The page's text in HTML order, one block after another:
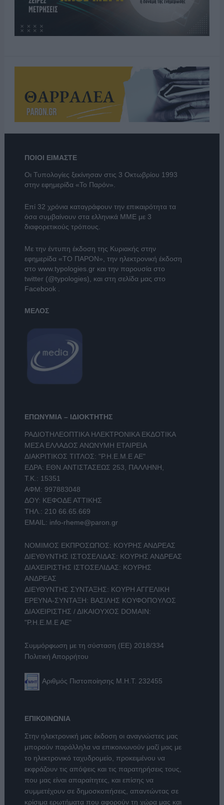
ΠΟΙΟΙ ΕΙΜΑΣΤΕ
Οι Τυπολογίες ξεκίνησαν στις 3 Οκτωβρίου 1993
στην εφημερίδα «Το Παρόν».
Επί 32 χρόνια καταγράφουν την επικαιρότητα τα
όσα συμβαίνουν στα ελληνικά ΜΜΕ με 3
διαφορετικούς τρόπους.
Με την έντυπη έκδοση της Κυριακής στην
εφημερίδα «ΤΟ ΠΑΡΟΝ», την ηλεκτρονική έκδοση
στο www.typologies.grκαι την παρουσία στο
twitter (@typologies), και στη σελίδα μας στο
Facebook .
ΜΕΛΟΣ
ΕΠΩΝΥΜΙΑ – ΙΔΙΟΚΤΗΤΗΣ
ΡΑΔΙΟΤΗΛΕΟΠΤΙΚΑ ΗΛΕΚΤΡΟΝΙΚΑ ΕΚΔΟΤΙΚΑ
ΜΕΣΑ ΕΛΛΑΔΟΣ ΑΝΩΝΥΜΗ ΕΤΑΙΡΕΙΑ
ΔΙΑΚΡΙΤΙΚΟΣ ΤΙΤΛΟΣ: "Ρ.Η.Ε.Μ.Ε ΑΕ"
ΕΔΡΑ: ΕΘΝ.ΑΝΤΙΣΤΑΣΕΩΣ 253, ΠΑΛΛΗΝΗ,
Τ.Κ.: 15351
ΑΦΜ: 997883048
ΔΟΥ: ΚΕΦΟΔΕ ΑΤΤΙΚΗΣ
ΤΗΛ.: 210 66.65.669
EMAIL: info-rheme@paron.gr
ΝΟΜΙΜΟΣ ΕΚΠΡΟΣΩΠΟΣ: ΚΟΥΡΗΣ ΑΝΔΡΕΑΣ
ΔΙΕΥΘΥΝΤΗΣ ΙΣΤΟΣΕΛΙΔΑΣ: ΚΟΥΡΗΣ ΑΝΔΡΕΑΣ
ΔΙΑΧΕΙΡΙΣΤΗΣ ΙΣΤΟΣΕΛΙΔΑΣ: ΚΟΥΡΗΣ
ΑΝΔΡΕΑΣ
ΔΙΕΥΘΥΝΤΗΣ ΣΥΝΤΑΞΗΣ: ΚΟΥΡΗ ΑΓΓΕΛΙΚΗ
ΕΡΕΥΝΑ-ΣΥΝΤΑΞΗ: ΒΑΣΙΛΗΣ ΚΟΥΦΟΠΟΥΛΟΣ
ΔΙΑΧΕΙΡΙΣΤΗΣ / ΔΙΚΑΙΟΥΧΟΣ DOMAIN:
"Ρ.Η.Ε.Μ.Ε ΑΕ"
Συμμόρφωση με τη σύσταση (ΕΕ) 2018/334
Πολιτική Απορρήτου
Αριθμός Πιστοποίησης Μ.Η.Τ. 232455
ΕΠΙΚΟΙΝΩΝΙΑ
Στην ηλεκτρονική μας έκδοση οι αναγνώστες μας
μπορούν παράλληλα να επικοινωνούν μαζί μας με
το ηλεκτρονικό ταχυδρομείο, προκειμένου να
εκφράζουν τις απόψεις και τις παρατηρήσεις τους,
που μας είναι απαραίτητες, και επίσης να
συμμετέχουν σε δημοσκοπήσεις, απαντώντας σε
κρίσιμα ερωτήματα που αφορούν τη χώρα μας και